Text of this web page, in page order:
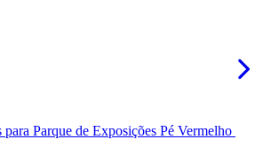
para Parque de Exposições Pé Vermelho